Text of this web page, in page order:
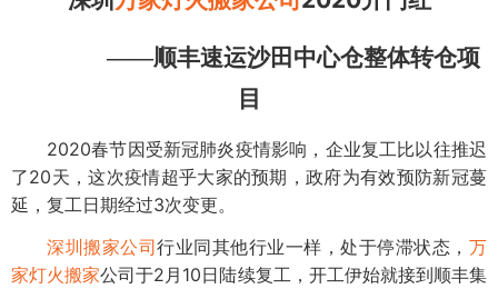
——顺丰速运沙田中心仓整体转仓项
目
2020春节因受新冠肺炎疫情影响，企业复工比以往推迟
了20天，这次疫情超乎大家的预期，政府为有效预防新冠蔓
延，复工日期经过3次变更。
深圳搬家公司行业同其他行业一样，处于停滞状态，万
家灯火搬家公司于2 月 10 日陆续复工，开工伊始就接到顺丰集